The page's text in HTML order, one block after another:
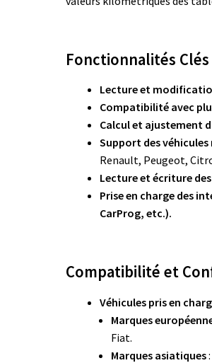
Fonctionnalités Clés
Lecture et
Compatibilité avec
Calcul et ajustement
Support des
Renault, Peugeot,
Lecture et écriture des
Prise en charge des
CarProg, etc.).
Compatibilité et
Véhicules pris en
Marques
Fiat.
Marques asiatiques